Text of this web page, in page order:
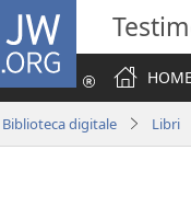
JW.ORG
HOME
Biblioteca digitale Libri